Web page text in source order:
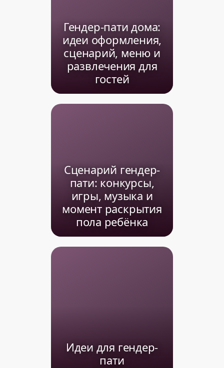
Гендер-пати дома:
идеи оформления,
сценарий, меню и
развлечения для
гостей
Сценарий гендер-
пати: конкурсы,
игры, музыка и
момент раскрытия
пола ребёнка
Идеи для гендер-
пати